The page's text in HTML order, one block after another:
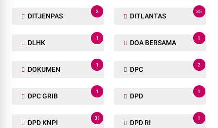
DITJENPAS
2
DITLANTAS
35
DLHK
1
DOA BERSAMA
1
DOKUMEN
1
DPC
2
DPC GRIB
1
DPD
1
DPD KNPI
31
DPD RI
1